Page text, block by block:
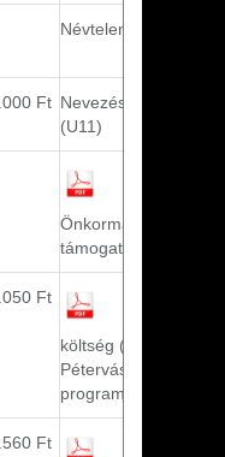
Névtelen adomány
Ft Nevezési díi Sulifoci
(U11)
Önkormányzati
támogatás
Ft
költség (Bélapátfalva,
Pétervására Bozsik
program)
Ft